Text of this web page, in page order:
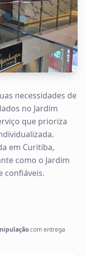
necessidades de
no Jardim
que prioriza
em Curitiba,
como o Jardim
confiáveis.
com entrega